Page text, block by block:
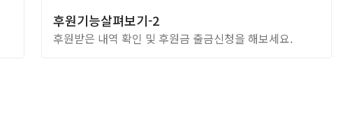
후원기능살펴보기-2
후원받은 내역 확인 및 후원금 출금신청을 해보세요.